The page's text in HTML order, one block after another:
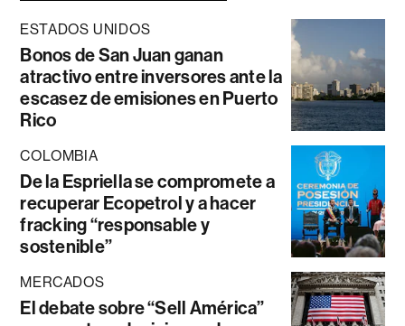
ESTADOS UNIDOS
Bonos de San Juan ganan
atractivo entre inversores ante la
escasez de emisiones en Puerto
Rico
COLOMBIA
De la Espriella se compromete a
recuperar Ecopetrol y a hacer
fracking “responsable y
sostenible”
MERCADOS
El debate sobre “Sell América”